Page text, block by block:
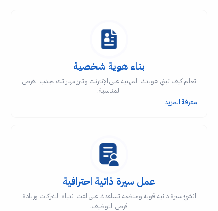
بناء هوية شخصية
تعلم كيف تبني هويتك المهنية على الإنترنت وتبرز مهاراتك لجذب الفرص
المناسبة.
معرفة المزيد
عمل سيرة ذاتية احترافية
أنشئ سيرة ذاتية قوية ومنظمة تساعدك على لفت انتباه الشركات وزيادة
فرص التوظيف.